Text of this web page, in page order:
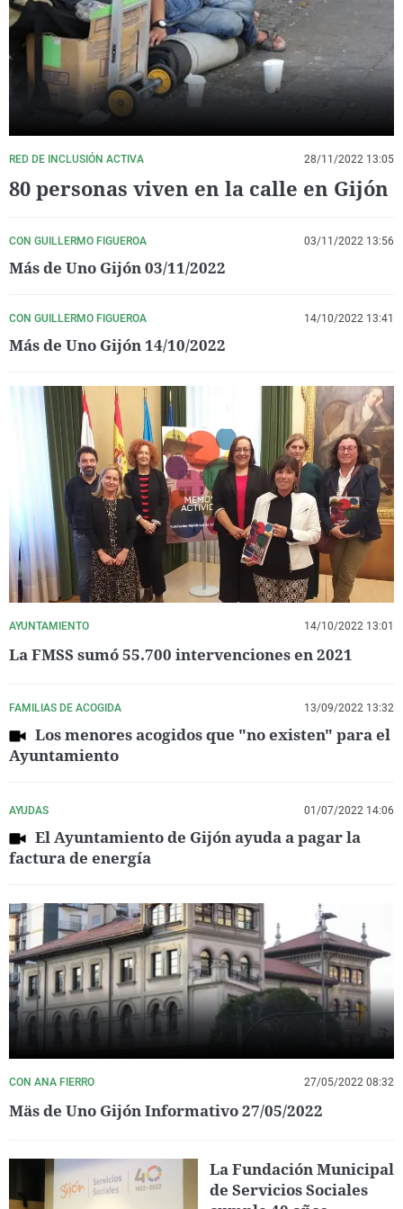
La rosa de los vientos
Gente viajera
Como el perro y el
Caso
Retornados
Equipo de
Operación Viuda
Extremadura
Galicia
La Rioja
Navarra
País Vasco
Virales
Televisión
Elecciones
RED DE INCLUSIÓN ACTIVA 28/11/2022 13:05
80 personas viven en la calle en Gijón
CON GUILLERMO FIGUEROA 03/11/2022 13:56
Más de Uno Gijón 03/11/2022
CON GUILLERMO FIGUEROA 14/10/2022 13:41
Más de Uno Gijón 14/10/2022
AYUNTAMIENTO 14/10/2022 13:01
La FMSS sumó 55.700 intervenciones en 2021
FAMILIAS DE ACOGIDA 13/09/2022 13:32
Los menores acogidos que "no existen" para el
Ayuntamiento
AYUDAS 01/07/2022 14:06
El Ayuntamiento de Gijón ayuda a pagar la
factura de energía
CON ANA FIERRO 27/05/2022 08:32
Mäs de Uno Gijón Informativo 27/05/2022
La Fundación Municipal
de Servicios Sociales